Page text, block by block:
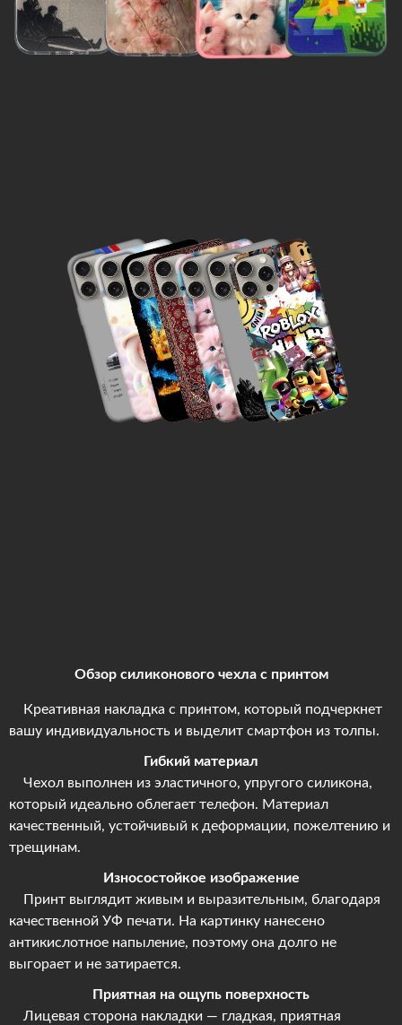
Обзор силиконового чехла с принтом
Креативная накладка с принтом, который подчеркнет
вашу индивидуальность и выделит смартфон из толпы.
Гибкий материал
Чехол выполнен из эластичного, упругого силикона,
который идеально облегает телефон. Материал
качественный, устойчивый к деформации, пожелтению и
трещинам.
Износостойкое изображение
Принт выглядит живым и выразительным, благодаря
качественной УФ печати. На картинку нанесено
антикислотное напыление, поэтому она долго не
выгорает и не затирается.
Приятная на ощупь поверхность
Лицевая сторона накладки — гладкая, приятная